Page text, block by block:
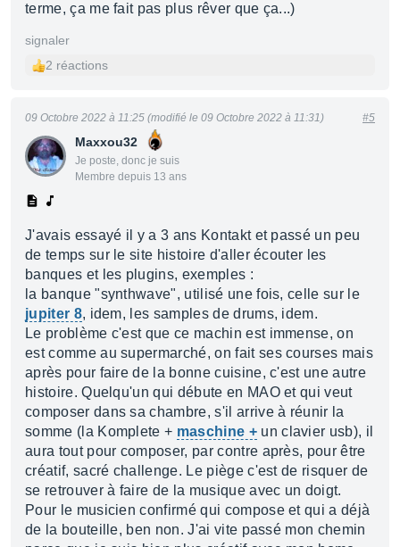
terme, ça me fait pas plus rêver que ça...)
signaler
2 réactions
Maxxou32
Je poste, donc je suis
Membre depuis 13 ans
09 Octobre 2022 à 11:25 (modifié le 09 Octobre 2022 à 11:31) #5
J'avais essayé il y a 3 ans Kontakt et passé un peu
de temps sur le site histoire d'aller écouter les
banques et les plugins, exemples :
la banque "synthwave", utilisé une fois, celle sur le
jupiter 8, idem, les samples de drums, idem.
Le problème c'est que ce machin est immense, on
est comme au supermarché, on fait ses courses mais
après pour faire de la bonne cuisine, c'est une autre
histoire. Quelqu'un qui débute en MAO et qui veut
composer dans sa chambre, s'il arrive à réunir la
somme (la Komplete + maschine +un clavier usb), il
aura tout pour composer, par contre après, pour être
créatif, sacré challenge. Le piège c'est de risquer de
se retrouver à faire de la musique avec un doigt.
Pour le musicien confirmé qui compose et qui a déjà
de la bouteille, ben non. J'ai vite passé mon chemin